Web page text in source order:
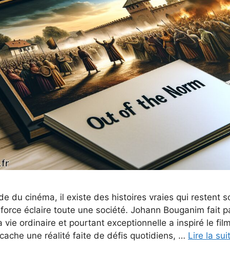
du cinéma, il existe des histoires vraies qui restent
éclaire toute une société. Johann Bouganim fait
vie ordinaire et pourtant exceptionnelle a inspiré le
une réalité faite de défis quotidiens, … Lire la